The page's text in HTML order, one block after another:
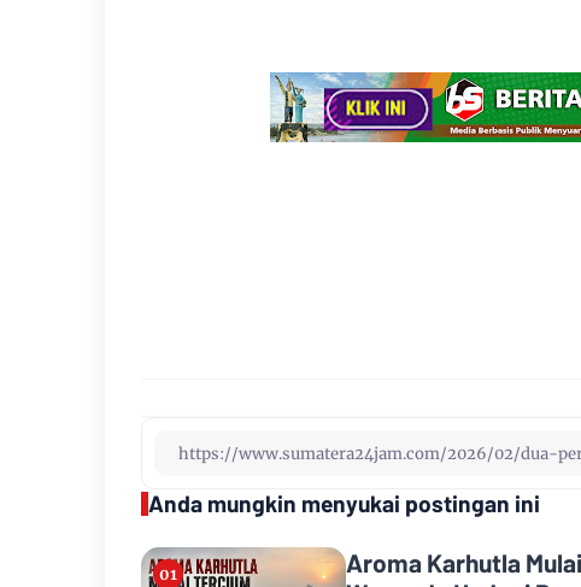
Anda mungkin menyukai postingan ini
Aroma Karhutla